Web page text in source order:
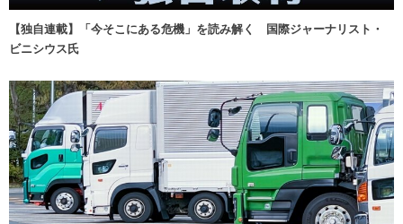
【独自連載】「今そこにある危機」を読み解く 国際ジャーナリスト・
ビニシウス氏